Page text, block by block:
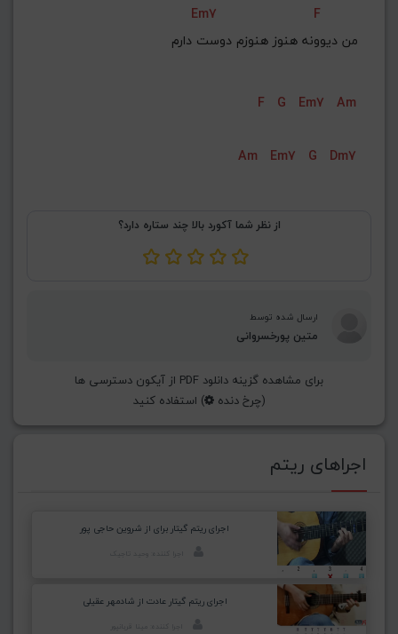
Em7
F
من دیوونه هنوز هنوزم دوست دارم
F G Em7 Am
Am Em7 G Dm7
از نظر شما آکورد بالا چند ستاره دارد؟
ارسال شده توسط
متین پورخسروانی
برای مشاهده گزینه دانلود PDF از آیکون دسترسی ها
(چرخ دنده ) استفاده کنید
اجراهای ریتم
اجرای ریتم گیتار برای از شروین حاجی پور
اجرای ریتم گیتار عادت از شادمهر عقیلی